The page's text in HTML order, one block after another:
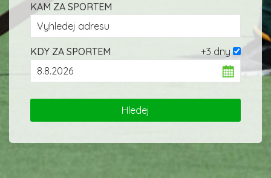
KAM ZA SPORTEM
+3 dny
KDY ZA SPORTEM